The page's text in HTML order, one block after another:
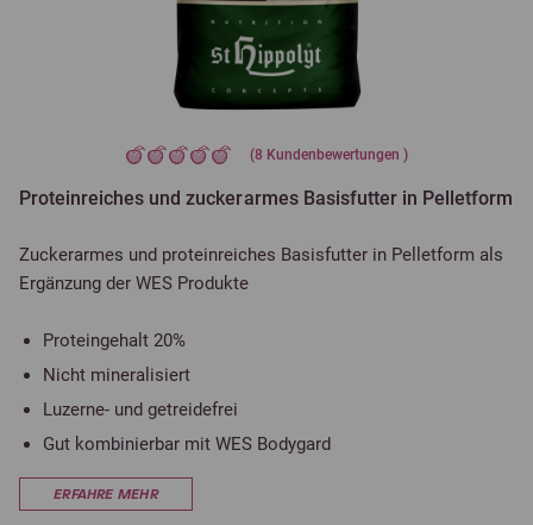
(8 Kundenbewertungen )
Proteinreiches und zuckerarmes Basisfutter in Pelletform
Zuckerarmes und proteinreiches Basisfutter in Pelletform als
Ergänzung der WES Produkte
Proteingehalt 20%
Nicht mineralisiert
Luzerne- und getreidefrei
Gut kombinierbar mit WES Bodygard
ERFAHRE MEHR